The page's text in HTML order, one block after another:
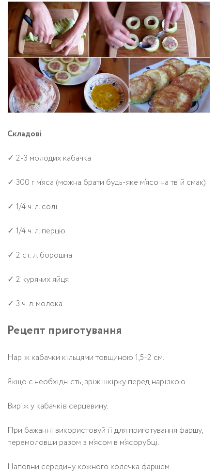
Складові
✓ 2-3 молодих кабачка
✓ 300 г м’яса (можна брати будь-яке м’ясо на твій смак)
✓ 1/4 ч. л. солі
✓ 1/4 ч. л. перцю
✓ 2 ст. л. борошна
✓ 2 курячих яйця
✓ 3 ч. л. молока
Рецепт приготування
Наріж кабачки кільцями товщиною 1,5-2 см.
Якщо є необхідність, зріж шкірку перед нарізкою.
Виріж у кабачків серцевину.
При бажанні використовуй її для приготування фаршу,
перемоловши разом з м’ясом в м’ясорубці.
Наповни середину кожного колечка фаршем.